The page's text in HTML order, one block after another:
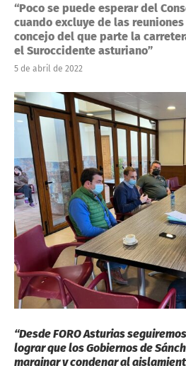
“Poco se puede esperar del
cuando excluye de las
concejo del que parte la
el Suroccidente asturiano”
5 de abril de 2022
“Desde FORO Asturias
lograr que los Gobiernos de
marginar y condenar al